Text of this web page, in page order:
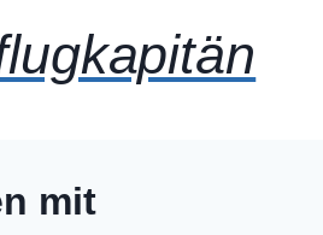
mit